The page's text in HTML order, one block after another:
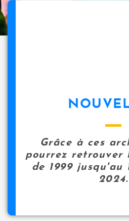
Grâce à ces
pourrez retrouver
de 1999 jusqu'au
2024.